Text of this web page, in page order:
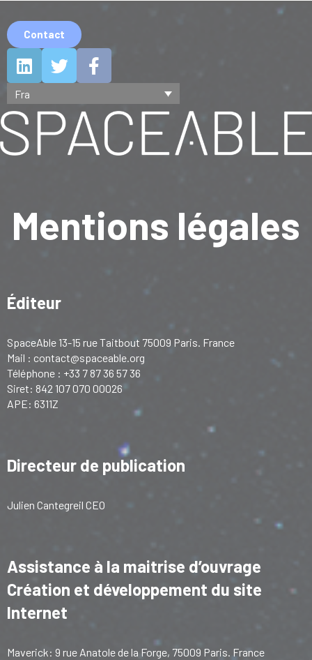
Contact
Fra
Mentions légales
Éditeur
SpaceAble 13-15 rue Taitbout 75009 Paris. France
Mail : contact@spaceable.org
Téléphone : +33 7 87 36 57 36
Siret: 842 107 070 00026
APE: 6311Z
Directeur de publication
Julien Cantegreil CEO
Assistance à la maitrise d’ouvrage
Création et développement du site
Internet
Maverick: 9 rue Anatole de la Forge, 75009 Paris. France